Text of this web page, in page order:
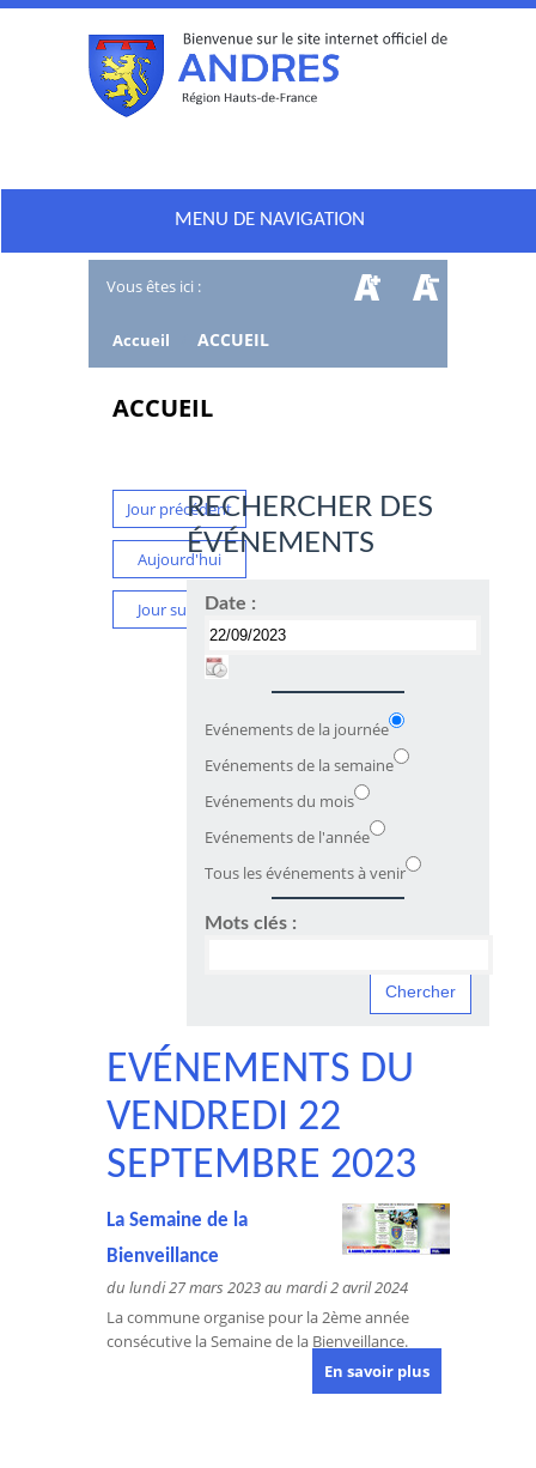
MENU DE NAVIGATION
Vous êtes ici :
Accueil ACCUEIL
ACCUEIL
Jour précédent
Aujourd'hui
Jour suivant
RECHERCHER DES
ÉVÉNEMENTS
Date :
Evénements de la journée
Evénements de la semaine
Evénements du mois
Evénements de l'année
Tous les événements à venir
Mots clés :
EVÉNEMENTS DU
VENDREDI 22
SEPTEMBRE 2023
La Semaine de la
Bienveillance
du lundi 27 mars 2023 au mardi 2 avril 2024
La commune organise pour la 2ème année
consécutive la Semaine de la Bienveillance.
En savoir plus